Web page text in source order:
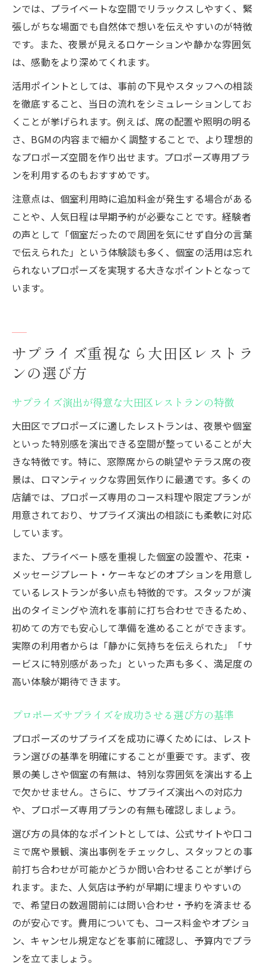
ンでは、プライベートな空間でリラックスしやすく、緊
張しがちな場面でも自然体で想いを伝えやすいのが特徴
です。また、夜景が見えるロケーションや静かな雰囲気
は、感動をより深めてくれます。
活用ポイントとしては、事前の下見やスタッフへの相談
を徹底すること、当日の流れをシミュレーションしてお
くことが挙げられます。例えば、席の配置や照明の明る
さ、BGMの内容まで細かく調整することで、より理想的
なプロポーズ空間を作り出せます。プロポーズ専用プラ
ンを利用するのもおすすめです。
注意点は、個室利用時に追加料金が発生する場合がある
ことや、人気日程は早期予約が必要なことです。経験者
の声として「個室だったので周囲を気にせず自分の言葉
で伝えられた」という体験談も多く、個室の活用は忘れ
られないプロポーズを実現する大きなポイントとなって
います。
サプライズ重視なら大田区レストラ
ンの選び方
サプライズ演出が得意な大田区レストランの特徴
大田区でプロポーズに適したレストランは、夜景や個室
といった特別感を演出できる空間が整っていることが大
きな特徴です。特に、窓際席からの眺望やテラス席の夜
景は、ロマンティックな雰囲気作りに最適です。多くの
店舗では、プロポーズ専用のコース料理や限定プランが
用意されており、サプライズ演出の相談にも柔軟に対応
しています。
また、プライベート感を重視した個室の設置や、花束・
メッセージプレート・ケーキなどのオプションを用意し
ているレストランが多い点も特徴的です。スタッフが演
出のタイミングや流れを事前に打ち合わせできるため、
初めての方でも安心して準備を進めることができます。
実際の利用者からは「静かに気持ちを伝えられた」「サ
ービスに特別感があった」といった声も多く、満足度の
高い体験が期待できます。
プロポーズサプライズを成功させる選び方の基準
プロポーズのサプライズを成功に導くためには、レスト
ラン選びの基準を明確にすることが重要です。まず、夜
景の美しさや個室の有無は、特別な雰囲気を演出する上
で欠かせません。さらに、サプライズ演出への対応力
や、プロポーズ専用プランの有無も確認しましょう。
選び方の具体的なポイントとしては、公式サイトや口コ
ミで席や景観、演出事例をチェックし、スタッフとの事
前打ち合わせが可能かどうか問い合わせることが挙げら
れます。また、人気店は予約が早期に埋まりやすいの
で、希望日の数週間前には問い合わせ・予約を済ませる
のが安心です。費用についても、コース料金やオプショ
ン、キャンセル規定などを事前に確認し、予算内でプラ
ンを立てましょう。